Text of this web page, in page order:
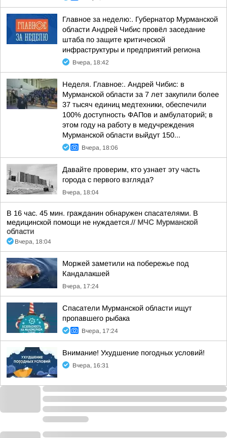
Главное за неделю:. Губернатор Мурманской
области Андрей Чибис провёл заседание
штаба по защите критической
инфраструктуры и предприятий региона
Вчера, 18:42
Неделя. Главное:. Андрей Чибис: в
Мурманской области за 7 лет закупили более
37 тысяч единиц медтехники, обеспечили
100% доступность ФАПов и амбулаторий; в
этом году на работу в медучреждения
Мурманской области выйдут 150...
Вчера, 18:06
Давайте проверим, кто узнает эту часть
города с первого взгляда?
Вчера, 18:04
В 16 час. 45 мин. гражданин обнаружен спасателями. В
медицинской помощи не нуждается.// МЧС Мурманской
области
Вчера, 18:04
Моржей заметили на побережье под
Кандалакшей
Вчера, 17:24
Спасатели Мурманской области ищут
пропавшего рыбака
Вчера, 17:24
Внимание! Ухудшение погодных условий!
Вчера, 16:31